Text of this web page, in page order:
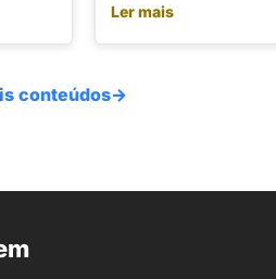
Ler mais
conteúdos→